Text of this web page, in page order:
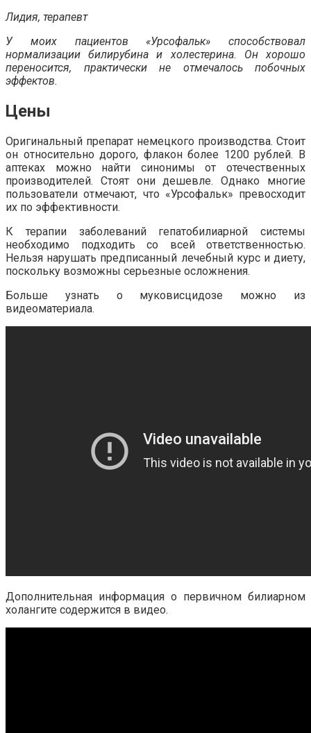
Лидия, терапевт
У моих пациентов «Урсофальк» способствовал
нормализации билирубина и холестерина. Он хорошо
переносится, практически не отмечалось побочных
эффектов.
Цены
Оригинальный препарат немецкого производства. Стоит
он относительно дорого, флакон более 1200 рублей. В
аптеках можно найти синонимы от отечественных
производителей. Стоят они дешевле. Однако многие
пользователи отмечают, что «Урсофальк» превосходит
их по эффективности.
К терапии заболеваний гепатобилиарной системы
необходимо подходить со всей ответственностью.
Нельзя нарушать предписанный лечебный курс и диету,
поскольку возможны серьезные осложнения.
Больше узнать о муковисцидозе можно из
видеоматериала.
Дополнительная информация о первичном билиарном
холангите содержится в видео.